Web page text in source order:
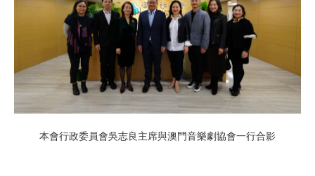
本會行政委員會吳志良主席與澳門音樂劇協會一行合影